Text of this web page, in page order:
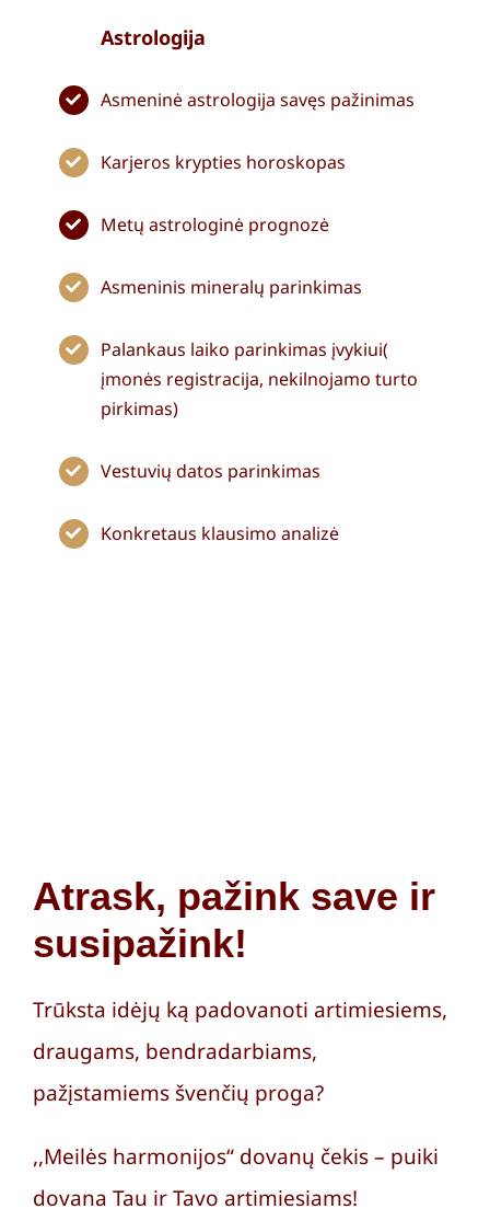
Astrologija
Asmeninė astrologija savęs pažinimas
Karjeros krypties horoskopas
Metų astrologinė prognozė
Asmeninis mineralų parinkimas
Palankaus laiko parinkimas įvykiui(
įmonės registracija, nekilnojamo turto
pirkimas)
Vestuvių datos parinkimas
Konkretaus klausimo analizė
Atrask, pažink save ir
susipažink!
Trūksta idėjų ką padovanoti artimiesiems,
draugams, bendradarbiams,
pažįstamiems švenčių proga?
,,Meilės harmonijos“ dovanų čekis – puiki
dovana Tau ir Tavo artimiesiams!